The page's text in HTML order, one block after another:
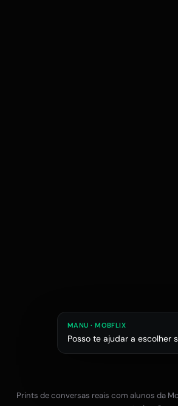
Júlia L.
Prints de conversas reais com alunos da
12x R$47
MANU · MOBFLIX
Posso te ajudar a escolher
Falar com a